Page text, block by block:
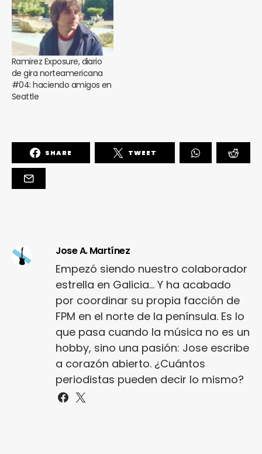
Ramirez Exposure, diario
de gira norteamericana
#04: haciendo amigos en
Seattle
SHARE TWEET
Jose A. Martínez
Empezó siendo nuestro colaborador
estrella en Galicia... Y ha acabado
por coordinar su propia facción de
FPM en el norte de la península. Es lo
que pasa cuando la música no es un
hobby, sino una pasión: Jose escribe
a corazón abierto. ¿Cuántos
periodistas pueden decir lo mismo?